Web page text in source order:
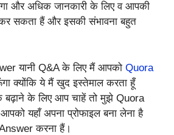
और अधिक जानकारी के लिए व आपकी
सकता हैं और इसकी संभावना बहुत
यानी Q&A के लिए मैं आपको Quora
क्योंकि ये मैं खुद इस्तेमाल करता हूँ
बढ़ाने के लिए आप चाहें तो मुझे Quora
यहाँ अपना प्रोफाइल बना लेना है
करना हैं।